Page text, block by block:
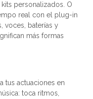
personalizados. O
real con el plug-in
voces, baterías y
más formas
tus actuaciones en
toca ritmos,